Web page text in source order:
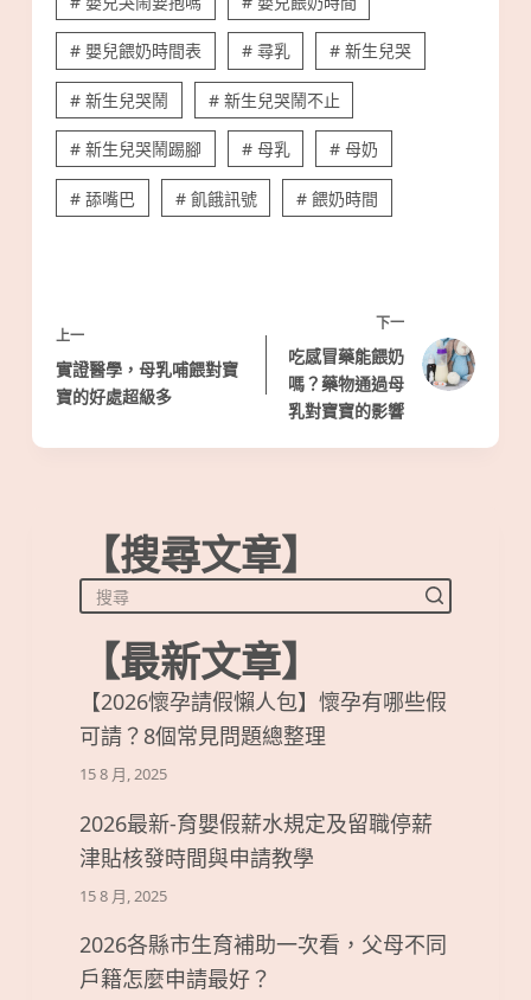
# 嬰兒餵奶時間表
# 尋乳
# 新生兒哭
# 新生兒哭鬧
# 新生兒哭鬧不止
# 新生兒哭鬧踢腳
# 母乳
# 母奶
# 舔嘴巴
# 飢餓訊號 # 餵奶時間
上一
實證醫學，母乳哺餵對寶
寶的好處超級多
下一
吃感冒藥能餵奶
嗎？藥物通過母
乳對寶寶的影響
【搜尋文章】
【最新文章】
【2026懷孕請假懶人包】懷孕有哪些假
可請？8個常見問題總整理
15 8 月, 2025
2026最新-育嬰假薪水規定及留職停薪
津貼核發時間與申請教學
15 8 月, 2025
2026各縣市生育補助一次看，父母不同
戶籍怎麼申請最好？